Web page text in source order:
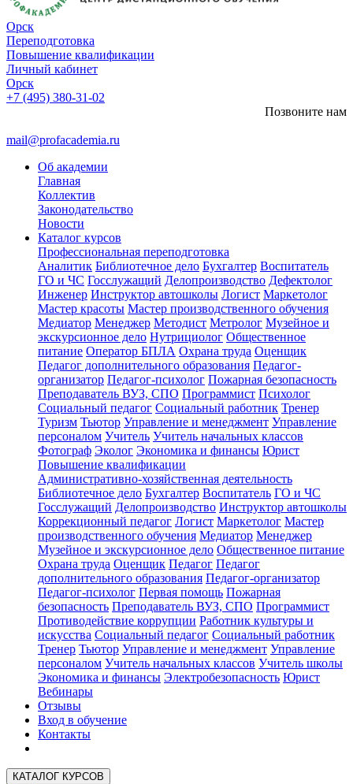
Орск
Переподготовка
Повышение квалификации
Личный кабинет
Орск
+7 (495) 380-31-02
Позвоните нам
mail@profacademia.ru
Об академии
Главная
Коллектив
Законодательство
Новости
Каталог курсов
Профессиональная переподготовка
Аналитик Библиотечное дело Бухгалтер Воспитатель
ГО и ЧС Госслужащий Делопроизводство Дефектолог
Инженер Инструктор автошколы Логист Маркетолог
Мастер красоты Мастер производственного обучения
Медиатор Менеджер Методист Метролог Музейное и
экскурсионное дело Нутрициолог Общественное
питание Оператор БПЛА Охрана труда Оценщик
Педагог дополнительного образования Педагог-
организатор Педагог-психолог Пожарная безопасность
Преподаватель ВУЗ, СПО Программист Психолог
Социальный педагог Социальный работник Тренер
Туризм Тьютор Управление и менеджмент Управление
персоналом Учитель Учитель начальных классов
Фотограф Эколог Экономика и финансы Юрист
Повышение квалификации
Административно-хозяйственная деятельность
Библиотечное дело Бухгалтер Воспитатель ГО и ЧС
Госслужащий Делопроизводство Инструктор автошколы
Коррекционный педагог Логист Маркетолог Мастер
производственного обучения Медиатор Менеджер
Музейное и экскурсионное дело Общественное питание
Охрана труда Оценщик Педагог Педагог
дополнительного образования Педагог-организатор
Педагог-психолог Первая помощь Пожарная
безопасность Преподаватель ВУЗ, СПО Программист
Противодействие коррупции Работник культуры и
искусства Социальный педагог Социальный работник
Тренер Тьютор Управление и менеджмент Управление
персоналом Учитель начальных классов Учитель школы
Экономика и финансы Электробезопасность Юрист
Вебинары
Отзывы
Вход в обучение
Контакты
КАТАЛОГ КУРСОВ